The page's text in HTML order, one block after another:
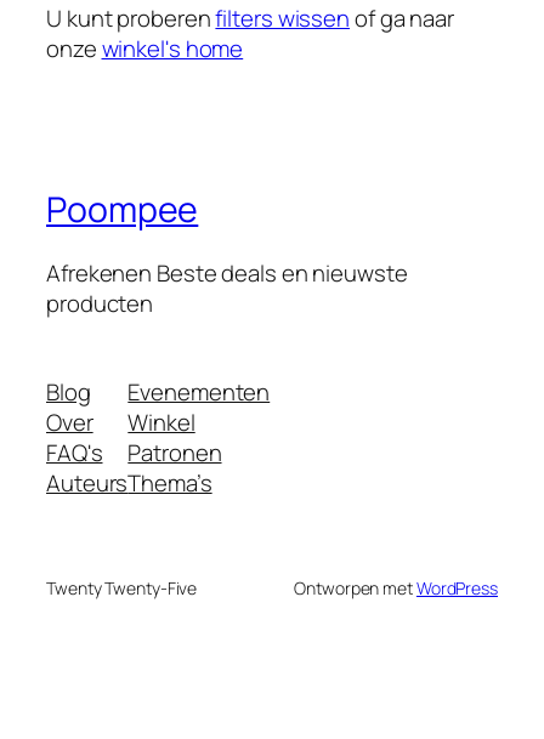
U kunt proberenfilters wissenof ga naar
onzewinkel's home
Poompee
Afrekenen Beste deals en nieuwste
producten
Blog
Over
FAQ's
Auteurs
Evenementen
Winkel
Patronen
Thema’s
Twenty Twenty-Five Ontworpen metWordPress